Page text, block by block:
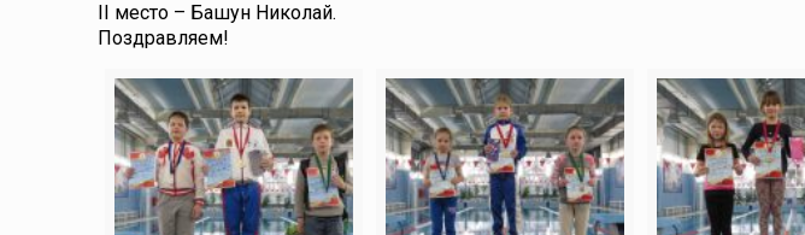
II место – Башун Николай.
Поздравляем!